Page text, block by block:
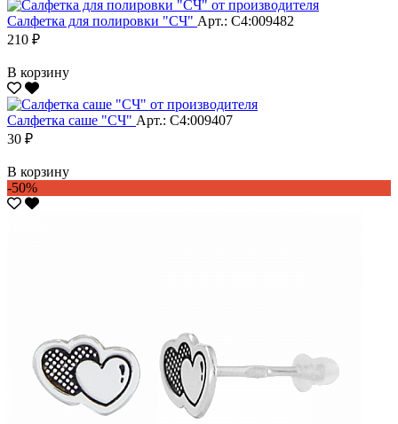
Салфетка для полировки "CЧ" Арт.: С4:009482
210 ₽
В корзину
Салфетка саше "CЧ" Арт.: С4:009407
30 ₽
В корзину
-50%